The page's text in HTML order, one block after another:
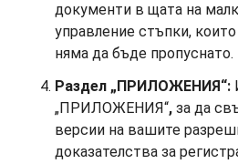
документи в щата на
управление стъпки,
няма да бъде пропуснато.
Раздел „ПРИЛОЖЕНИЯ“:
„ПРИЛОЖЕНИЯ“, за да
версии на вашите
доказателства за